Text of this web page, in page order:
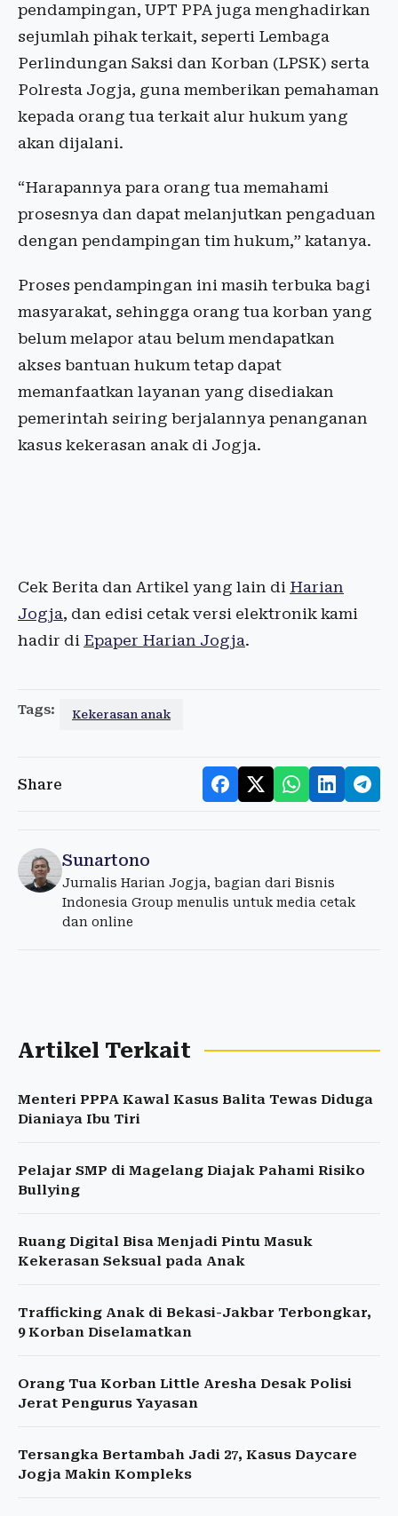
pendampingan, UPT PPA juga menghadirkan
sejumlah pihak terkait, seperti Lembaga
Perlindungan Saksi dan Korban (LPSK) serta
Polresta Jogja, guna memberikan pemahaman
kepada orang tua terkait alur hukum yang
akan dijalani.
“Harapannya para orang tua memahami
prosesnya dan dapat melanjutkan pengaduan
dengan pendampingan tim hukum,” katanya.
Proses pendampingan ini masih terbuka bagi
masyarakat, sehingga orang tua korban yang
belum melapor atau belum mendapatkan
akses bantuan hukum tetap dapat
memanfaatkan layanan yang disediakan
pemerintah seiring berjalannya penanganan
kasus kekerasan anak di Jogja.
Cek Berita dan Artikel yang lain di Harian
Jogja, dan edisi cetak versi elektronik kami
hadir di Epaper Harian Jogja.
Tags: Kekerasan anak
Share
Sunartono
Jurnalis Harian Jogja, bagian dari Bisnis
Indonesia Group menulis untuk media cetak
dan online
Artikel Terkait
Menteri PPPA Kawal Kasus Balita Tewas Diduga
Dianiaya Ibu Tiri
Pelajar SMP di Magelang Diajak Pahami Risiko
Bullying
Ruang Digital Bisa Menjadi Pintu Masuk
Kekerasan Seksual pada Anak
Trafficking Anak di Bekasi-Jakbar Terbongkar,
9 Korban Diselamatkan
Orang Tua Korban Little Aresha Desak Polisi
Jerat Pengurus Yayasan
Tersangka Bertambah Jadi 27, Kasus Daycare
Jogja Makin Kompleks